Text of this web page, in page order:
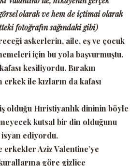
olarak ve hem de içtimai olarak
fotoğrafın sağındaki gibi)
askerlerin, aile, eş ve çocuk
için bu yola başvurmuştu.
kesiliyordu. Bırakın
ile kızların da kafası
olduğu Hıristiyanlık dininin böyle
kutsal bir din olduğunu
ediyordu.
erkekler Aziz Valentine’ye
göre gizlice